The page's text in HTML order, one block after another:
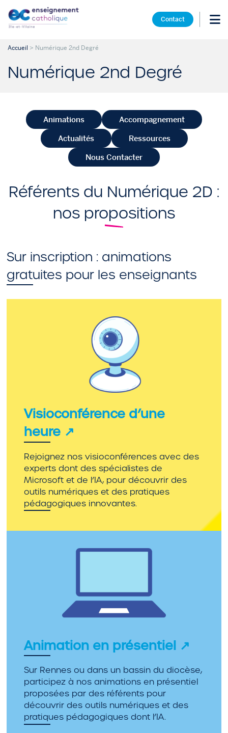
Contact
Accueil > Numérique 2nd Degré
Numérique 2nd Degré
Animations
Accompagnement
Actualités
Ressources
Nous Contacter
Référents du Numérique 2D :
nos propositions
Sur inscription : animations
gratuites pour les enseignants
Visioconférence d’une
heure ↗
Rejoignez nos visioconférences avec des
experts dont des spécialistes de
Microsoft et de l’IA, pour découvrir des
outils numériques et des pratiques
pédagogiques innovantes.
Animation en présentiel ↗
Sur Rennes ou dans un bassin du diocèse,
participez à nos animations en présentiel
proposées par des référents pour
découvrir des outils numériques et des
pratiques pédagogiques dont l’IA.